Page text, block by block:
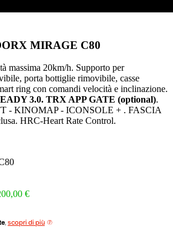
MIRAGE C80
massima 20km/h. Supporto per
porta bottiglie rimovibile, casse
ring con comandi velocità e inclinazione.
3.0. TRX APP GATE (optional).
- KINOMAP - ICONSOLE + . FASCIA
HRC-Heart Rate Control.
€
, scopri di più